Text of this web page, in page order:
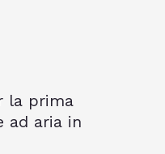
la prima
ad aria in